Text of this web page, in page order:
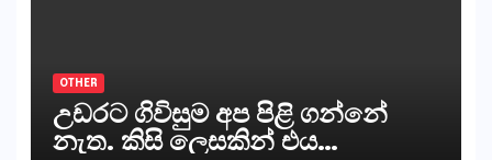
OTHER
උඩරට ගිවිසුම අප පිළි ගන්නේ
නැත. කිසි ලෙසකින් එය